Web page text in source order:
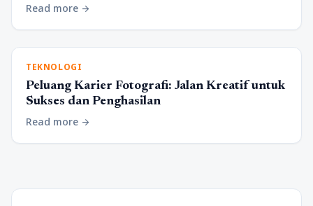
Read more arrow_forward
TEKNOLOGI
Peluang Karier Fotografi: Jalan Kreatif untuk
Sukses dan Penghasilan
Read more arrow_forward